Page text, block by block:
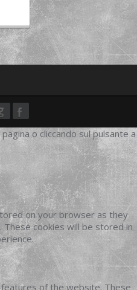
o cliccando sul pulsante a
on your browser as they
cookies will be stored in
of the website. These